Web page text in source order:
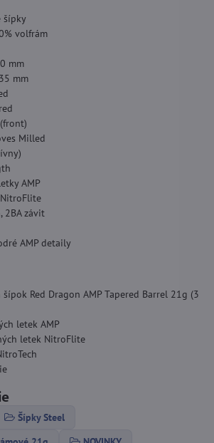
šípky
volfrám
mm
mm
Milled
AMP
2BA závit
AMP detaily
Red Dragon AMP Tapered Barrel 21g (3
letek AMP
letek NitroFlite
Šípky Steel